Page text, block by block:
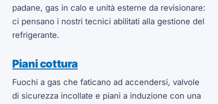
padane, gas in calo e unità esterne da revisionare:
ci pensano i nostri tecnici abilitati alla gestione del
refrigerante.
Piani cottura
Fuochi a gas che faticano ad accendersi, valvole
di sicurezza incollate e piani a induzione con una